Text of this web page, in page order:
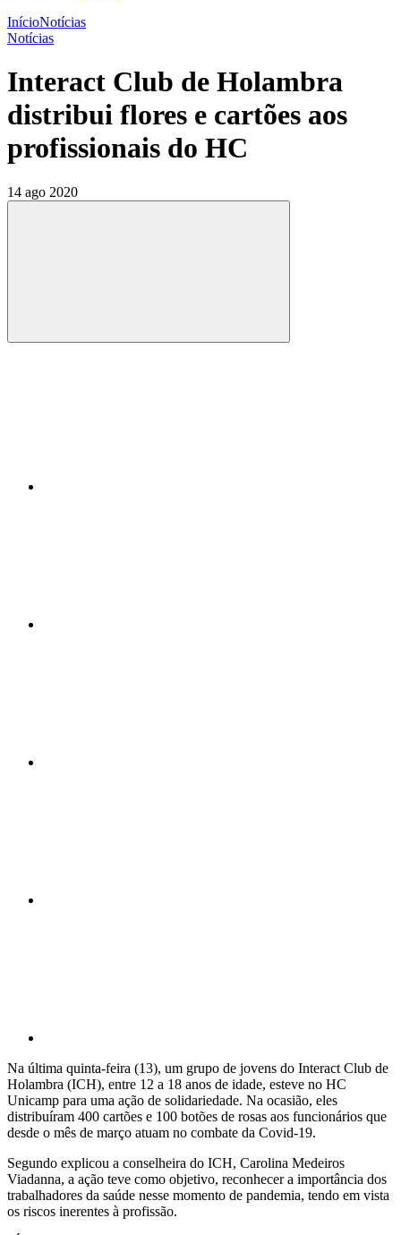
InícioNotícias
Notícias
Interact Club de Holambra
distribui flores e cartões aos
profissionais do HC
14 ago 2020
Compartilhar
Na última quinta-feira (13), um grupo de jovens do Interact Club de
Holambra (ICH), entre 12 a 18 anos de idade, esteve no HC
Unicamp para uma ação de solidariedade. Na ocasião, eles
distribuíram 400 cartões e 100 botões de rosas aos funcionários que
desde o mês de março atuam no combate da Covid-19.
Segundo explicou a conselheira do ICH, Carolina Medeiros
Viadanna, a ação teve como objetivo, reconhecer a importância dos
trabalhadores da saúde nesse momento de pandemia, tendo em vista
os riscos inerentes à profissão.